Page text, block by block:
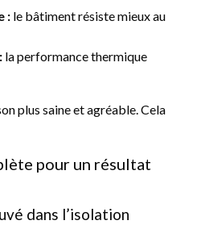
: le bâtiment résiste mieux au
la performance thermique
plus saine et agréable. Cela
pour un résultat
dans l’isolation